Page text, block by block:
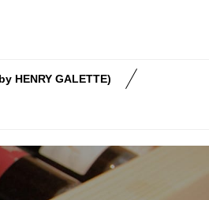
HENRY GALETTE)